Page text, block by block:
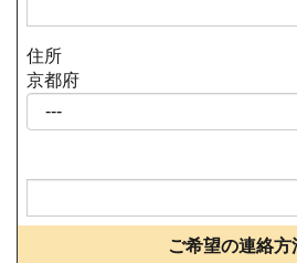
住所
京都府
ご希望の連絡方